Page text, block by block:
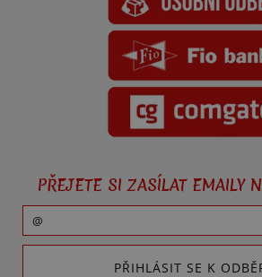
PŘEJETE SI ZASÍLAT EMAILY